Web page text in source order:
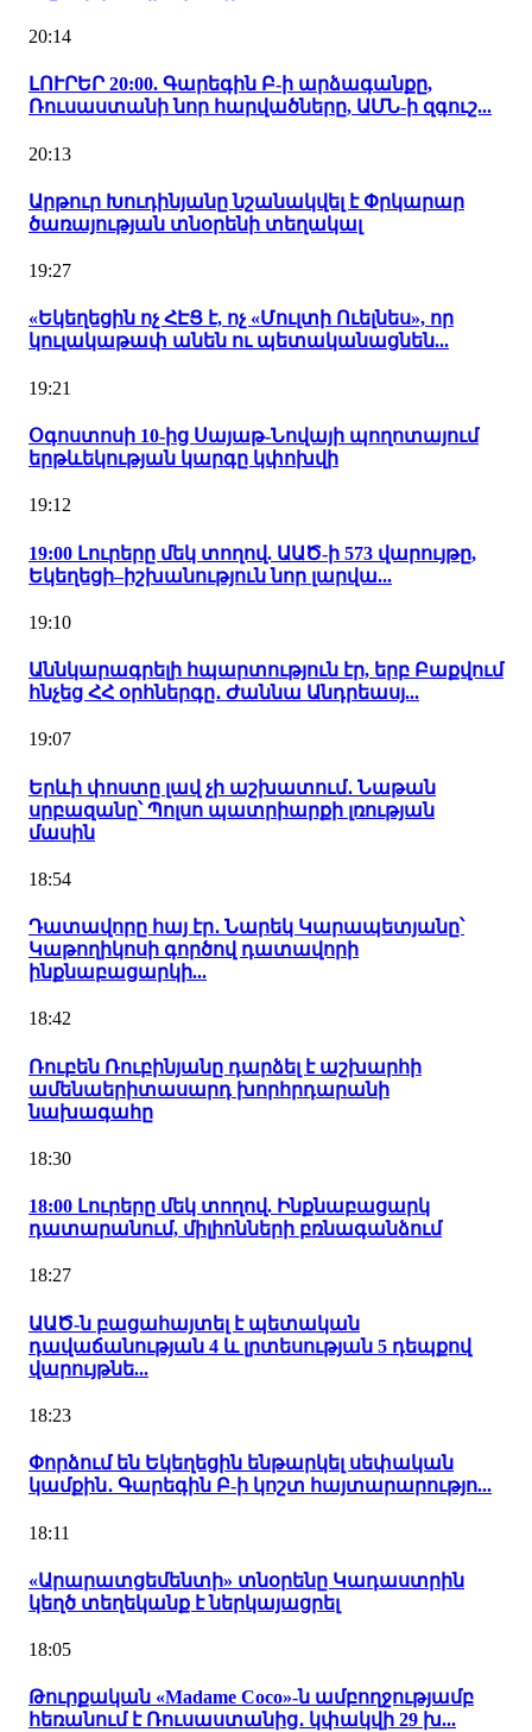
20:14
ԼՈՒՐԵՐ 20:00. Գարեգին Բ-ի արձագանքը,
Ռուսաստանի նոր հարվածները, ԱՄՆ-ի զգուշ...
20:13
Արթուր Խուդինյանը նշանակվել է Փրկարար
ծառայության տնօրենի տեղակալ
19:27
«Եկեղեցին ոչ ՀԷՑ է, ոչ «Մուլտի Ուելնես», որ
կուլակաթափ անեն ու պետականացնեն...
19:21
Օգոստոսի 10-ից Սայաթ-Նովայի պողոտայում
երթևեկության կարգը կփոխվի
19:12
19:00 Լուրերը մեկ տողով. ԱԱԾ-ի 573 վարույթը,
Եկեղեցի–իշխանություն նոր լարվա...
19:10
Աննկարագրելի հպարտություն էր, երբ Բաքվում
հնչեց ՀՀ օրհներգը․ Ժաննա Անդրեասյ...
19:07
Երևի փոստը լավ չի աշխատում․ Նաթան
սրբազանը՝ Պոլսո պատրիարքի լռության
մասին
18:54
Դատավորը հայ էր․ Նարեկ Կարապետյանը՝
Կաթողիկոսի գործով դատավորի
ինքնաբացարկի...
18:42
Ռուբեն Ռուբինյանը դարձել է աշխարհի
ամենաերիտասարդ խորհրդարանի
նախագահը
18:30
18:00 Լուրերը մեկ տողով. Ինքնաբացարկ
դատարանում, միլիոնների բռնագանձում
18:27
ԱԱԾ-ն բացահայտել է պետական
դավաճանության 4 և լրտեսության 5 դեպքով
վարույթնե...
18:23
Փորձում են Եկեղեցին ենթարկել սեփական
կամքին․ Գարեգին Բ-ի կոշտ հայտարարությո...
18:11
«Արարատցեմենտի» տնօրենը Կադաստրին
կեղծ տեղեկանք է ներկայացրել
18:05
Թուրքական «Madame Coco»-ն ամբողջությամբ
հեռանում է Ռուսաստանից․ կփակվի 29 խ...